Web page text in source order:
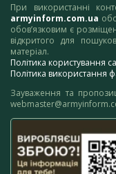
При використанні
armyinform.com.ua
обов’язковим є
відкритого для
матеріал.
Політика користування
Політика використання
Зауваження та